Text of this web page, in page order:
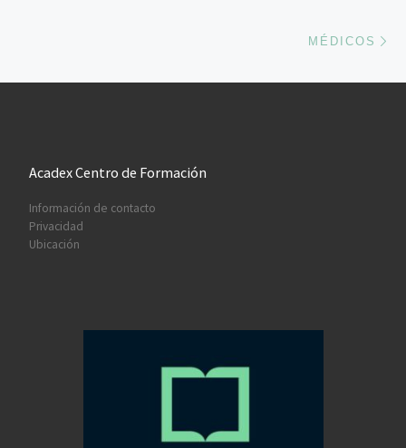
MÉDICOS
Acadex Centro de Formación
Información de contacto
Privacidad
Ubicación